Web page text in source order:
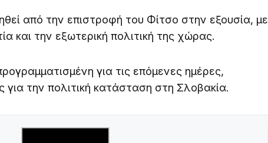
από την επιστροφή του Φίτσο στην εξουσία, με
και την εξωτερική πολιτική της χώρας.
για τις επόμενες ημέρες,
για την πολιτική κατάσταση στη Σλοβακία.